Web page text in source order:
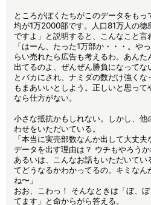
ところがぼくたちがこのデータをも
均が1万2000部です。人口81万人の徳
ですよ」と説明すると、こんなこと言
「はーん、たった1万部か・・・。や
らい売れたら広告も考えるわ。あん
出てるのよ、ぜんぜん勝負になってな
とバカにされ、ナミダの数だけ強く
もまあいいとしよう。正しいと思っ
なら仕方がない。
小さな抵抗かもしれない。しかし、
わせをいただいている。
「本当に実売部数なんか出して大丈
データを出す理由は？ ウチもやろうか
あるいは、こんなお話もいただいて
てどうなるかわかってるの。キミなん
ね〜」
おお、こわっ！ そんなときは「ぼ、
てます」と命からがら答える。